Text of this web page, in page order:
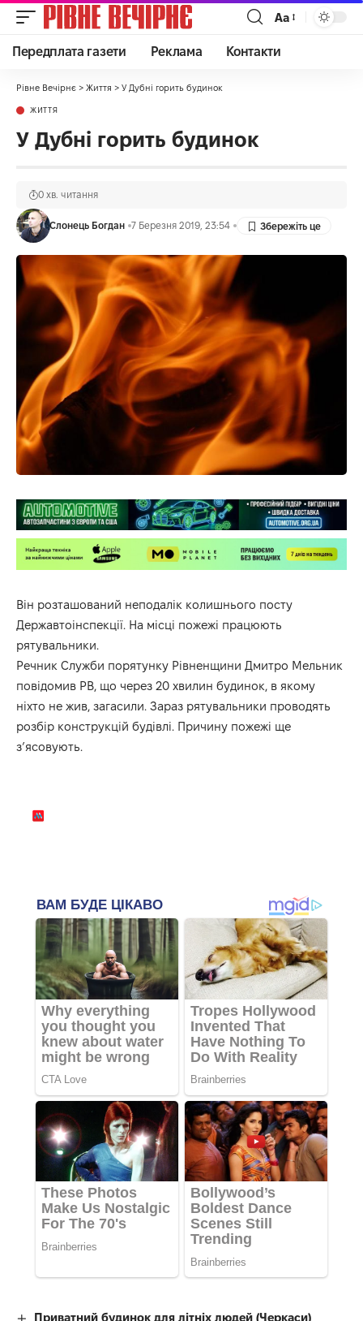
Аа
Передплата газети Реклама Контакти
Рівне Вечірнє > Життя > У Дубні горить будинок
ЖИТТЯ
У Дубні горить будинок
Слонець Богдан 7 Березня 2019, 23:54
0 хв. читання
Він розташований неподалік колишнього посту
Державтоінспекції. На місці пожежі працюють
рятувальники.
Речник Служби порятунку Рівненщини Дмитро Мельник
повідомив РВ, що через 20 хвилин будинок, в якому
ніхто не жив, загасили. Зараз рятувальники проводять
розбір конструкцій будівлі. Причину пожежі ще
з’ясовують.
Приватний будинок для літніх людей (Черкаси)